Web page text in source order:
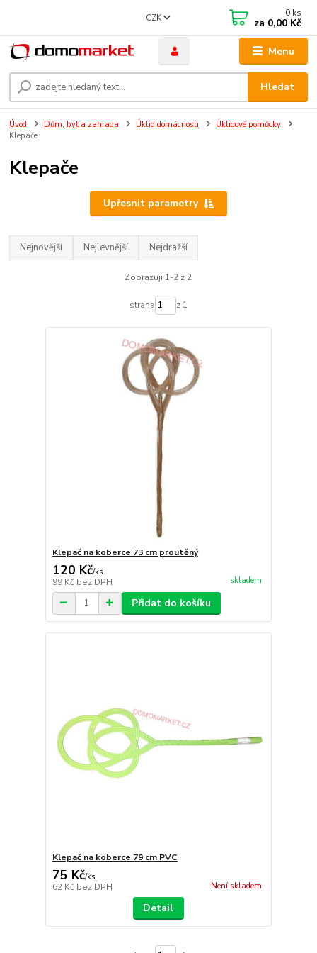
Menu
CZK
Hledat
0 ks
za 0,00 Kč
Úvod Dům, byt a zahrada Úklid domácnosti
Úklidové pomůcky
Klepače
Klepače
Upřesnit parametry
Nejnovější Nejlevnější Nejdražší
Zobrazuji 1-2 z 2
strana z 1
Klepač na koberce 73 cm proutěný
120 Kč/ks
99 Kč bez DPH skladem
Přidat do košíku
Klepač na koberce 79 cm PVC
75 Kč/ks
62 Kč bez DPH Není skladem
Detail